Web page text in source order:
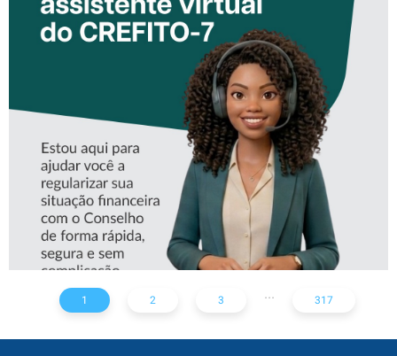
CONHEÇA A ‘ALINE’,
ASSISTENTE VIRTUAL DO
CREFITO-7
1 2 3 ... 317